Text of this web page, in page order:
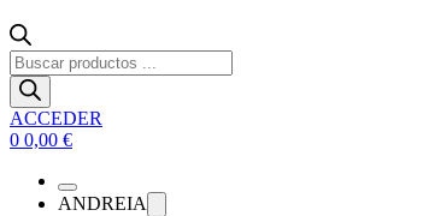
Búsqueda
de
productos
ACCEDER
0 0,00 €
ANDREIA